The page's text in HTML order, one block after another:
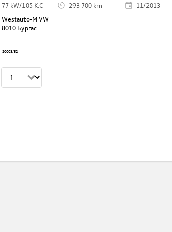
77 kW/105 K.C 293 700 km
11/2013
Westauto-M VW
8010 Бургас
20003/52